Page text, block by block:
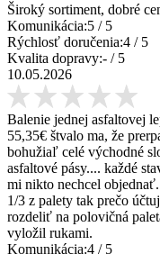
Široký sortiment, dobré
Komunikácia:5 / 5
Rýchlosť doručenia:4 / 5
Kvalita dopravy:- / 5
10.05.2026
Balenie jednej asfaltovej
55,35€ štvalo ma, že
bohužiaľ celé východné
asfaltové pásy.... každé
mi nikto nechcel
1/3 z palety tak prečo
rozdeliť na polovičná
vyložil rukami.
Komunikácia:4 / 5